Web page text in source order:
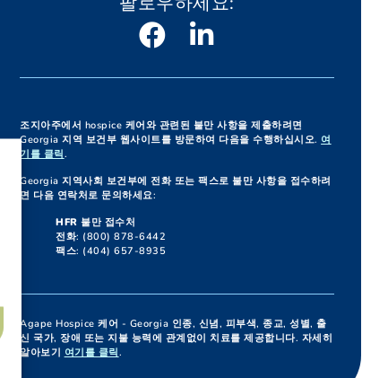
조지아주에서 hospice 케어와 관련된 불만 사항을 제출하려면
Georgia 지역 보건부 웹사이트를 방문하여 다음을 수행하십시오. 여
기를 클릭.
Georgia 지역사회 보건부에 전화 또는 팩스로 불만 사항을 접수하려
면 다음 연락처로 문의하세요:
HFR 불만 접수처
전화: (800) 878-6442
팩스: (404) 657-8935
Agape Hospice 케어 - Georgia 인종, 신념, 피부색, 종교, 성별, 출
신 국가, 장애 또는 지불 능력에 관계없이 치료를 제공합니다. 자세히
알아보기 여기를 클릭.